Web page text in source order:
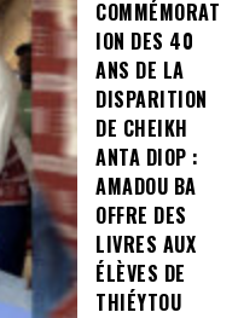
COMMÉMORAT
ION DES 40
ANS DE LA
DISPARITION
DE CHEIKH
ANTA DIOP :
AMADOU BA
OFFRE DES
LIVRES AUX
ÉLÈVES DE
THIÉYTOU